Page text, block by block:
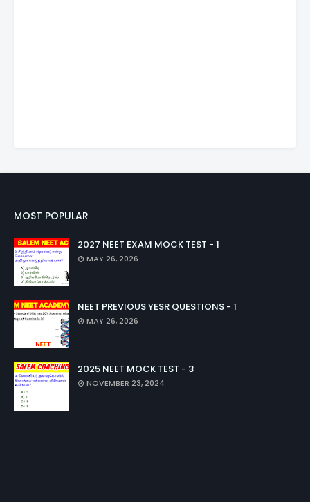
MOST POPULAR
2027 NEET EXAM MOCK TEST - 1
MAY 26, 2026
NEET PREVIOUS YESR QUESTIONS - 1
MAY 26, 2026
2025 NEET MOCK TEST - 3
NOVEMBER 23, 2024